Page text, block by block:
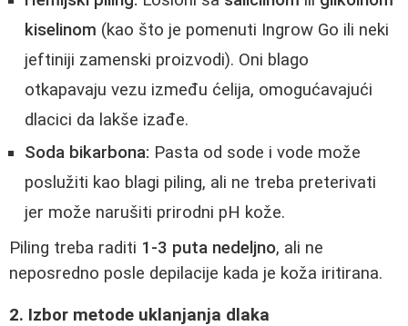
kiselinom (kao što je pomenuti Ingrow Go ili neki
jeftiniji zamenski proizvodi). Oni blago
otkapavaju vezu između ćelija, omogućavajući
dlacici da lakše izađe.
Soda bikarbona: Pasta od sode i vode može
poslužiti kao blagi piling, ali ne treba preterivati
jer može narušiti prirodni pH kože.
Piling treba raditi 1-3 puta nedeljno, ali ne
neposredno posle depilacije kada je koža iritirana.
2. Izbor metode uklanjanja dlaka